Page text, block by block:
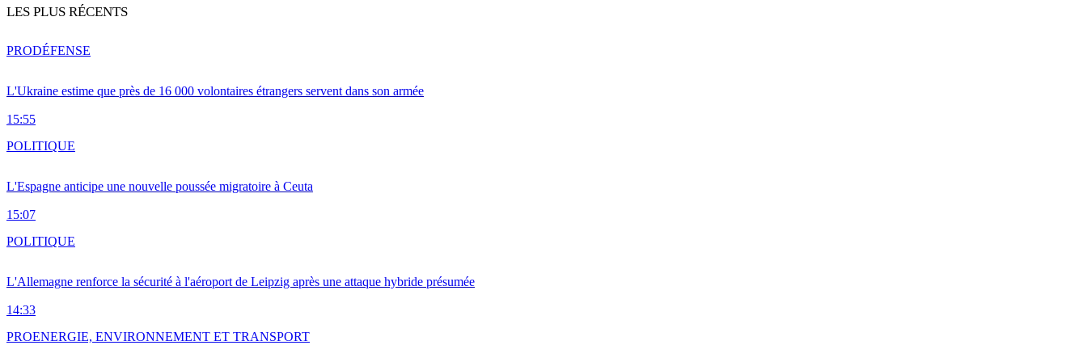
LES PLUS RÉCENTS
L'Ukraine estime que près de 16 000 volontaires étrangers servent dans son armée
15:55
PRODÉFENSE
L'Espagne anticipe une nouvelle poussée migratoire à Ceuta
15:07
POLITIQUE
L'Allemagne renforce la sécurité à l'aéroport de Leipzig après une attaque hybride présumée
14:33
POLITIQUE
PROENERGIE, ENVIRONNEMENT ET TRANSPORT